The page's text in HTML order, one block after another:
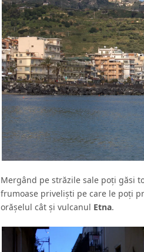
Mergând pe străzile sale poţi găsi
frumoase privelişti pe care le poţi
orăşelul cât şi vulcanul Etna.